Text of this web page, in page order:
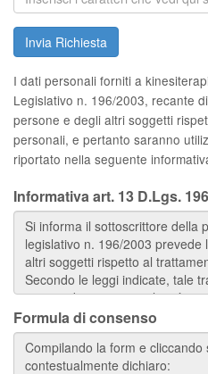
Invia Richiesta
I dati personali forniti a
Legislativo n. 196/2003, recante
persone e degli altri soggetti
personali, e pertanto saranno
riportato nella seguente
Informativa art. 13 D.Lgs.
Formula di consenso